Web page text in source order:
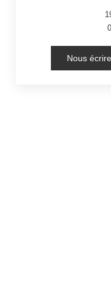
Nous écrire